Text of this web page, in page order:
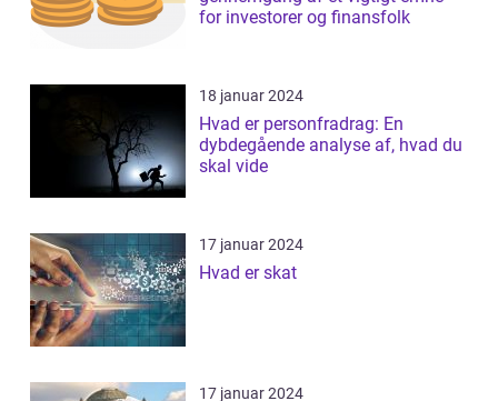
for investorer og finansfolk
18 januar 2024
Hvad er personfradrag: En
dybdegående analyse af, hvad du
skal vide
17 januar 2024
Hvad er skat
17 januar 2024